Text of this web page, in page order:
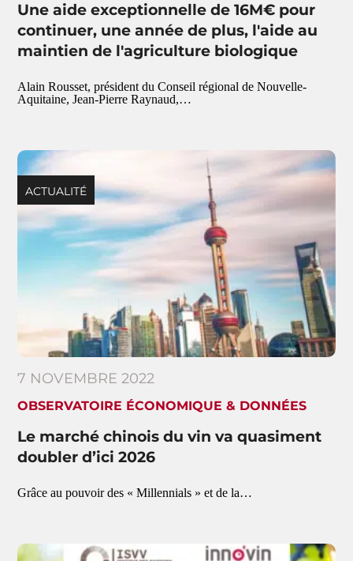
Une aide exceptionnelle de 16M€ pour
continuer, une année de plus, l'aide au
maintien de l'agriculture biologique
Alain Rousset, président du Conseil régional de Nouvelle-
Aquitaine, Jean-Pierre Raynaud,…
ACTUALITÉ
7 NOVEMBRE 2022
OBSERVATOIRE ÉCONOMIQUE & DONNÉES
Le marché chinois du vin va quasiment
doubler d’ici 2026
Grâce au pouvoir des « Millennials » et de la…